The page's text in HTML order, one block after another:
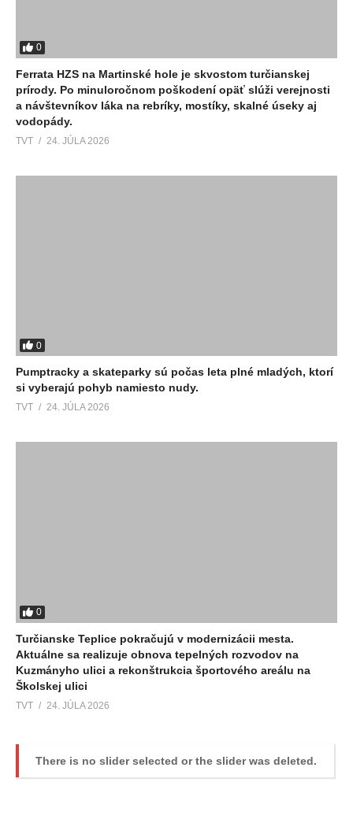
0
Ferrata HZS na Martinské hole je skvostom turčianskej
prírody. Po minuloročnom poškodení opäť slúži verejnosti
a návštevníkov láka na rebríky, mostíky, skalné úseky aj
vodopády.
TVT 24. JÚLA 2026
0
Pumptracky a skateparky sú počas leta plné mladých, ktorí
si vyberajú pohyb namiesto nudy.
TVT 24. JÚLA 2026
0
Turčianske Teplice pokračujú v modernizácii mesta.
Aktuálne sa realizuje obnova tepelných rozvodov na
Kuzmányho ulici a rekonštrukcia športového areálu na
Školskej ulici
TVT 24. JÚLA 2026
There is no slider selected or the slider was deleted.